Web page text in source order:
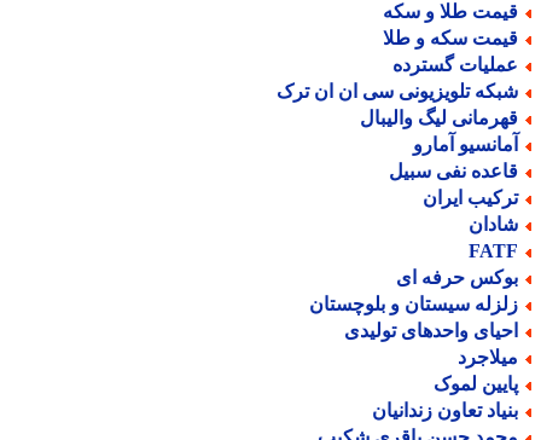
طلا و سکه
سکه و طلا
گسترده
تلویزیونی سی ان ان ترک
لیگ والیبال
آمارو
نفی سبیل
ایران
حرفه ای
سیستان و بلوچستان
واحدهای تولیدی
لموک
تعاون زندانیان